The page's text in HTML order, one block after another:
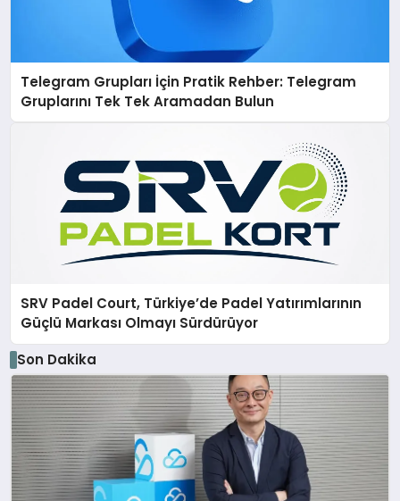
Telegram Grupları İçin Pratik Rehber: Telegram
Gruplarını Tek Tek Aramadan Bulun
SRV Padel Court, Türkiye’de Padel Yatırımlarının
Güçlü Markası Olmayı Sürdürüyor
Son Dakika